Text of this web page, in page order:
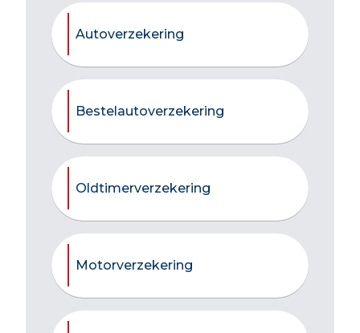
Autoverzekering
Bestelautoverzekering
Oldtimerverzekering
Motorverzekering